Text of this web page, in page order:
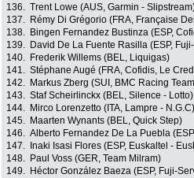
136. Trent Lowe (AUS, Garmin -
137.
Rémy Di Grégorio (FRA, Française
138.
Bingen Fernandez Bustinza (ESP,
139.
David De La Fuente Rasilla (ESP,
140.
Frederik Willems (BEL, Liquigas)
141. Stéphane Augé (FRA, Cofidis, Le
142.
Markus Zberg (SUI, BMC Racing
143. Staf Scheirlinckx (BEL, Silence - Lotto)
144.
Mirco Lorenzetto (ITA, Lampre - N.G.C)
145.
Maarten Wynants (BEL, Quick Step)
146. Alberto Fernandez De La Puebla
147.
Inaki Isasi Flores (ESP, Euskaltel -
148.
Paul Voss (GER, Team Milram)
149.
Héctor González Baeza (ESP, Fuji-